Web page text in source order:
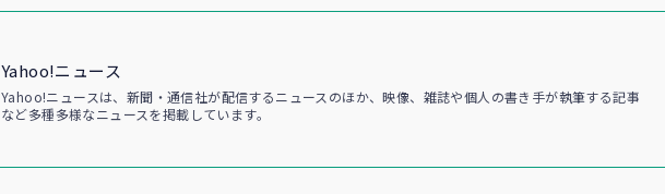
Yahoo!ニュース
Yahoo!ニュースは、新聞・通信社が配信するニュースのほか、映像、雑誌や個人の書き手が執筆する記事
など多種多様なニュースを掲載しています。